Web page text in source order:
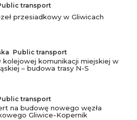
transport
przesiadkowy w Gliwicach
, Public transport
kolejowej komunikacji miejskiej w
– budowa trasy N-S
transport
na budowę nowego węzła
Gliwice-Kopernik